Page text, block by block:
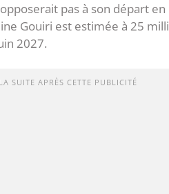
pas à son départ
Gouiri est estimée à 25
2027.
LA SUITE APRÈS CETTE PUBLICITÉ